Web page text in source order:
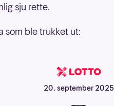
sju rette.
som ble trukket ut:
20. september 2025